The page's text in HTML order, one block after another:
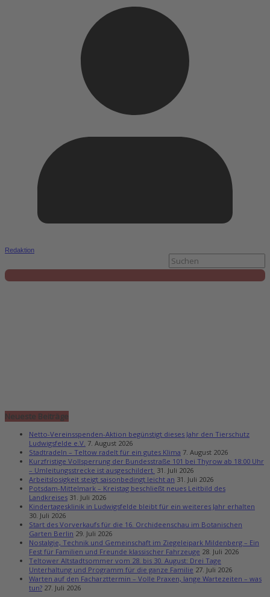
Redaktion
Neueste Beiträge
Netto-Vereinsspenden-Aktion begünstigt dieses Jahr den Tierschutz
Ludwigsfelde e.V. 7. August 2026
Stadtradeln – Teltow radelt für ein gutes Klima 7. August 2026
Kurzfristige Vollsperrung der Bundesstraße 101 bei Thyrow ab 18:00 Uhr
– Umleitungsstrecke ist ausgeschildert 31. Juli 2026
Arbeitslosigkeit steigt saisonbedingt leicht an 31. Juli 2026
Potsdam-Mittelmark – Kreistag beschließt neues Leitbild des
Landkreises 31. Juli 2026
Kindertagesklinik in Ludwigsfelde bleibt für ein weiteres Jahr erhalten
30. Juli 2026
Start des Vorverkaufs für die 16. Orchideenschau im Botanischen
Garten Berlin 29. Juli 2026
Nostalgie, Technik und Gemeinschaft im Ziegeleipark Mildenberg – Ein
Fest für Familien und Freunde klassischer Fahrzeuge 28. Juli 2026
Teltower Altstadtsommer vom 28. bis 30. August: Drei Tage
Unterhaltung und Programm für die ganze Familie 27. Juli 2026
Warten auf den Facharzttermin – Volle Praxen, lange Wartezeiten – was
tun? 27. Juli 2026